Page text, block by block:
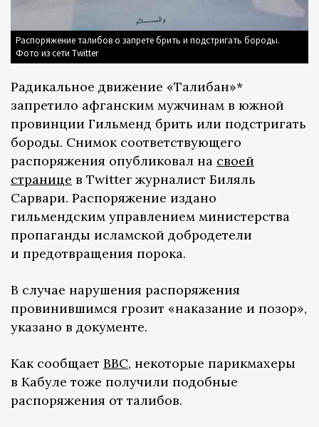
Распоряжение талибов о запрете брить и подстригать бороды.
Фото из сети Twitter
Радикальное движение «Талибан»*
запретило афганским мужчинам в южной
провинции Гильменд брить или подстригать
бороды. Снимок соответствующего
распоряжения опубликовал на своей
странице в Twitter журналист Биляль
Сарвари. Распоряжение издано
гильмендским управлением министерства
пропаганды исламской добродетели
и предотвращения порока.
В случае нарушения распоряжения
провинившимся грозит «наказание и позор»,
указано в документе.
Как сообщает ВВС, некоторые парикмахеры
в Кабуле тоже получили подобные
распоряжения от талибов.